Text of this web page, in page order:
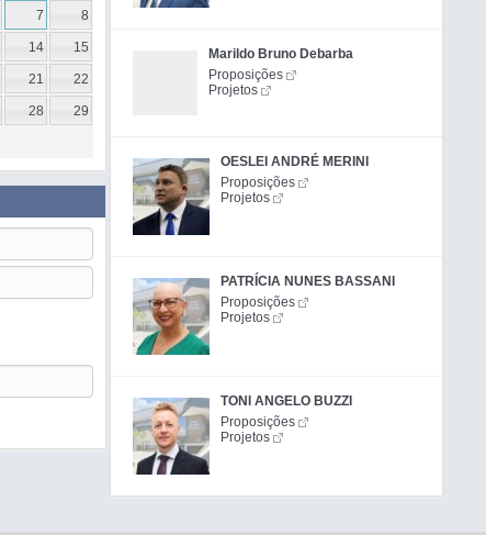
Marildo Bruno Debarba
Proposições
Projetos
OESLEI ANDRÉ MERINI
Proposições
Projetos
PATRÍCIA NUNES BASSANI
Proposições
Projetos
TONI ANGELO BUZZI
Proposições
Projetos
7 8
14 15
21 22
28 29